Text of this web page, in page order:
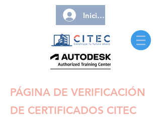
Iniciar sesión
PÁGINA DE VERIFICACIÓN
DE CERTIFICADOS CITEC